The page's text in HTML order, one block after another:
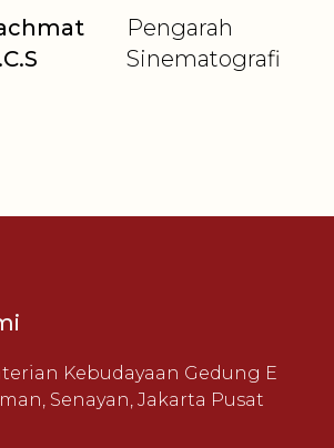
Pengarah
Sinematografi
Kebudayaan Gedung E
Senayan, Jakarta Pusat